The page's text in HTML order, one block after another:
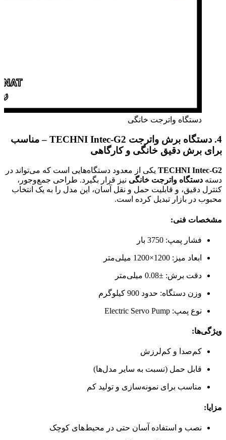
دستگاه واترجت خانگی
4. دستگاه برش واترجت TECHNI Intec-G2 – مناسب
برای برش دقیق خانگی و کارگاهی
TECHNI Intec-G2 یکی از معدود دستگاه‌هایی است که می‌تواند در
دسته دستگاه واترجت خانگی نیز قرار بگیرد. طراحی جمع‌وجور،
کنترل دقیق، و قابلیت حمل و نقل آسان، این مدل را به یک انتخاب
محبوب در بازار تبدیل کرده است.
مشخصات فنی:
فشار پمپ: 3750 بار
ابعاد میز: 1200×1200 میلی‌متر
دقت برش: ±0.08 میلی‌متر
وزن دستگاه: حدود 900 کیلوگرم
نوع پمپ: Electric Servo Pump
ویژگی‌ها:
کم‌صدا و کم‌لرزش
قابل حمل (نسبت به سایر مدل‌ها)
مناسب برای نمونه‌سازی و تولید کم
مزایا:
نصب و استفاده آسان حتی در محیط‌های کوچک